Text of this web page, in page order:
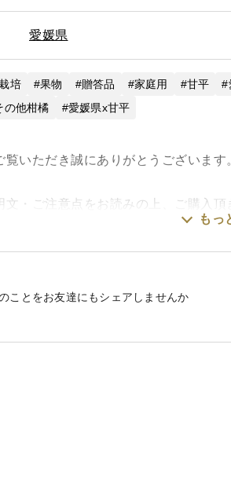
愛媛県
培 果物 贈答品 家庭用 甘平
の他柑橘
愛媛県x甘平
覧いただき誠にありがとうございます
文・ご注意点をお読みの上、ご購入
光を浴びたみかんの樹は、糖のある
もっ
ことをお友達にもシェアしませんか